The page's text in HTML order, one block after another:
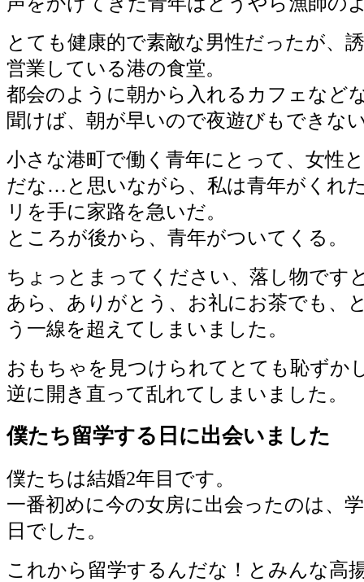
とても健康的で素敵な男性だったが、
営業している港の食堂。
都会のように朝から入れるカフェなど
聞けば、朝が早いので夜遊びもできな
小さな港町で働く青年にとって、女性
だな…と思いながら、私は青年がくれ
リを手に家路を急いだ。
ところが後から、青年がついてくる。
ちょっとまってください、落し物です
あら、ありがとう、お礼にお茶でも、
う一線を超えてしまいました。
おもちゃを見つけられてとても恥ずか
逆に開き直って乱れてしまいました。
僕たち留学する日に出会いました
僕たちは結婚2年目です。
一番初めに今の女房に出会ったのは、
日でした。
これから留学するんだな！とみんな高